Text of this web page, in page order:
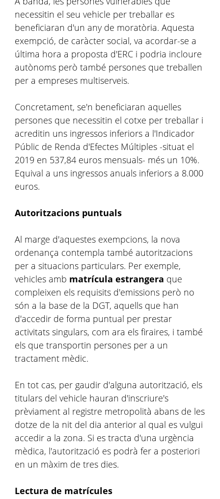
necessitin el seu vehicle per treballar es
beneficiaran d'un any de moratòria. Aquesta
exempció, de caràcter social, va acordar-se a
última hora a proposta d'ERC i podria incloure
autònoms però també persones que treballen
per a empreses multiserveis.
Concretament, se'n beneficiaran aquelles
persones que necessitin el cotxe per treballar i
acreditin uns ingressos inferiors a l'Indicador
Públic de Renda d'Efectes Múltiples -situat el
2019 en 537,84 euros mensuals- més un 10%.
Equival a uns ingressos anuals inferiors a 8.000
euros.
Autoritzacions puntuals
Al marge d'aquestes exempcions, la nova
ordenança contempla també autoritzacions
per a situacions particulars. Per exemple,
vehicles amb matrícula estrangera que
compleixen els requisits d'emissions però no
són a la base de la DGT, aquells que han
d'accedir de forma puntual per prestar
activitats singulars, com ara els firaires, i també
els que transportin persones per a un
tractament mèdic.
En tot cas, per gaudir d'alguna autorització, els
titulars del vehicle hauran d'inscriure's
prèviament al registre metropolità abans de les
dotze de la nit del dia anterior al qual es vulgui
accedir a la zona. Si es tracta d'una urgència
mèdica, l'autorització es podrà fer a posteriori
en un màxim de tres dies.
Lectura de matrícules